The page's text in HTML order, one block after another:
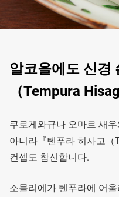
알코올에도 신경
（Tempura
쿠로게와규나 오마르 새
아니라『텐푸라 히사고（
컨셉도 참신합니다.
소믈리에가 텐푸라에 어